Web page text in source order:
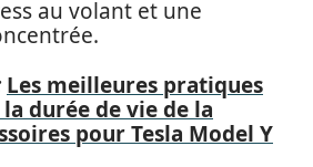
au volant et une
Les meilleures pratiques
durée de vie de la
pour Tesla Model Y